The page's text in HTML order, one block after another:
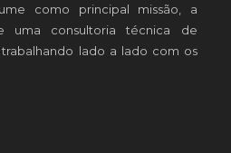
como principal missão, a
uma consultoria técnica de
lado a lado com os